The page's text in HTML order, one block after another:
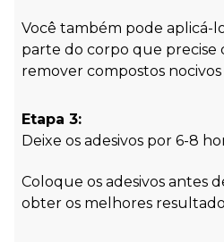
Você também pode aplicá-
parte do corpo que precise
remover compostos
Etapa 3:
Deixe os adesivos por 6-8
Coloque os adesivos antes
obter os melhores